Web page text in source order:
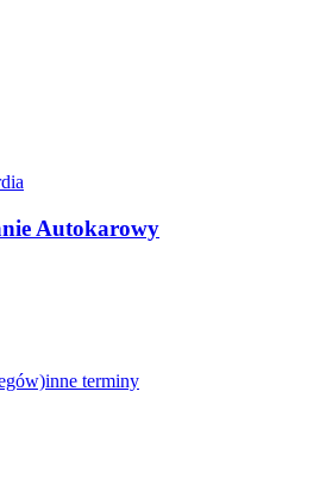
Autokarowy
inne terminy